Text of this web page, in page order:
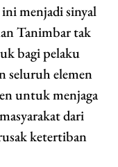
menjadi sinyal
Tanimbar tak
bagi pelaku
seluruh elemen
untuk menjaga
dari
ketertiban